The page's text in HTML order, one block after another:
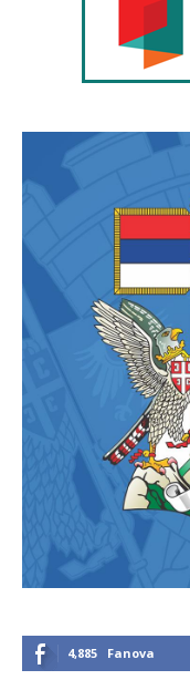
4,885 Fanova